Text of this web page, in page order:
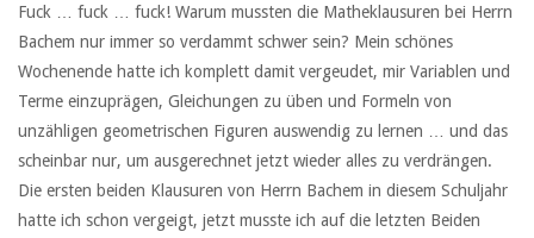
Fuck … fuck … fuck! Warum mussten die Matheklausuren bei Herrn
Bachem nur immer so verdammt schwer sein? Mein schönes
Wochenende hatte ich komplett damit vergeudet, mir Variablen und
Terme einzuprägen, Gleichungen zu üben und Formeln von
unzähligen geometrischen Figuren auswendig zu lernen … und das
scheinbar nur, um ausgerechnet jetzt wieder alles zu verdrängen.
Die ersten beiden Klausuren von Herrn Bachem in diesem Schuljahr
hatte ich schon vergeigt, jetzt musste ich auf die letzten Beiden